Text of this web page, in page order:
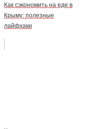
Как сэкономить на еде в
Крыму: полезные
лайфхаки